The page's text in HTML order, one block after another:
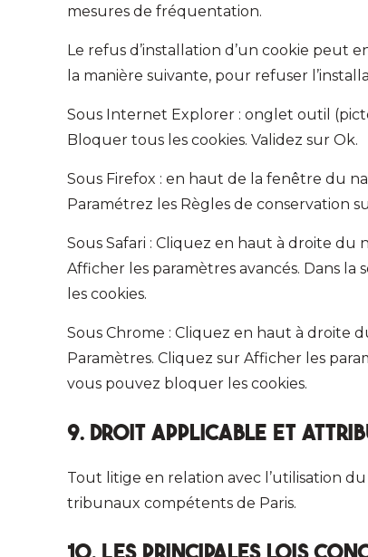
mesures de fréquentation.
Le refus d’installation d’un cookie peut
la manière suivante, pour refuser
Sous Internet Explorer : onglet outil
Bloquer tous les cookies. Validez sur Ok.
Sous Firefox : en haut de la fenêtre du
Paramétrez les Règles de conservation
Sous Safari : Cliquez en haut à droite
Afficher les paramètres avancés. Dans
les cookies.
Sous Chrome : Cliquez en haut à droite
Paramètres. Cliquez sur Afficher les
vous pouvez bloquer les cookies.
9. Droit applicable et
Tout litige en relation avec l’utilisation du
tribunaux compétents de Paris.
10. Les principales lois